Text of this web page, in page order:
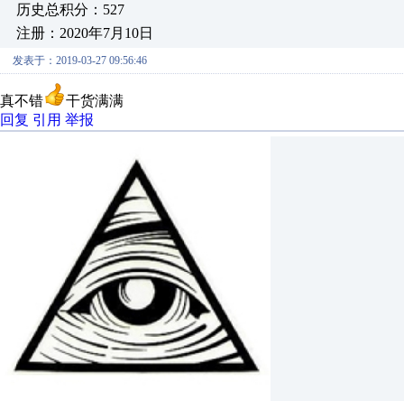
历史总积分：527
注册：2020年7月10日
发表于：2019-03-27 09:56:46
真不错
干货满满
回复 引用 举报